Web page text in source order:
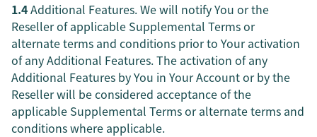
1.4Additional Features. We will notify You or the
Reseller of applicable Supplemental Terms or
alternate terms and conditions prior to Your activation
of any Additional Features. The activation of any
Additional Features by You in Your Account or by the
Reseller will be considered acceptance of the
applicable Supplemental Terms or alternate terms and
conditions where applicable.